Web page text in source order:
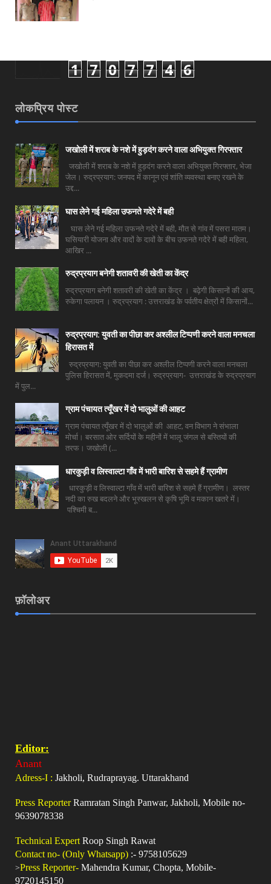
1 7 0 7 7 4 6
लोकप्रिय पोस्ट
जखोली में शराब के नशे में हुड़दंग करने वाला अभियुक्त गिरफ्तार
जखोली में शराब के नशे में हुड़दंग करने वाला अभियुक्त गिरफ्तार, भेजा
जेल। रुद्रप्रयाग: जनपद में कानून एवं शांति व्यवस्था बनाए रखने के
उद्द...
घास लेने गई महिला उफनते गदेरे में बही
घास लेने गई महिला उफनते गदेरे में बही, मौत से गांव में पसरा मातम।
घसियारी योजना और वादों के दावों के बीच उफनते गदेरे में बही महिला,
आखिर ...
रुद्रप्रयाग बनेगी शतावरी की खेती का केंद्र
रुद्रप्रयाग बनेगी शतावरी की खेती का केंद्र । बढ़ेगी किसानों की आय,
रुकेगा पलायन । रुद्रप्रयाग : उत्तराखंड के पर्वतीय क्षेत्रों में किसानों...
रुद्रप्रयाग: युवती का पीछा कर अश्लील टिप्पणी करने वाला मनचला
हिरासत में
रुद्रप्रयाग: युवती का पीछा कर अश्लील टिप्पणी करने वाला मनचला
पुलिस हिरासत में, मुकदमा दर्ज। रुद्रप्रयाग- उत्तराखंड के रुद्रप्रयाग
में पुल...
ग्राम पंचायत त्यूँखर में दो भालुओं की आहट
ग्राम पंचायत त्यूँखर में दो भालुओं की आहट, वन विभाग ने संभाला
मोर्चा। बरसात ओर सर्दियों के महीनों में भालू जंगल से बस्तियों की
तरफ। जखोली (...
धारकुड़ी व लिस्वाल्टा गाँव में भारी बारिश से सहमे हैं ग्रामीण
धारकुड़ी व लिस्वाल्टा गाँव में भारी बारिश से सहमे हैं ग्रामीण। लस्तर
नदी का रुख बदलने और भूस्खलन से कृषि भूमि व मकान खतरे में।
पश्चिमी ब...
फ़ॉलोअर
Editor:
Anant
Adress-I : Jakholi, Rudraprayag. Uttarakhand
Press ReporterRamratan Singh Panwar, Jakholi, Mobile no-
9639078338
Technical Expert Roop Singh Rawat
Contact no- (Only Whatsapp) :- 9758105629
>Press Reporter- Mahendra Kumar, Chopta, Mobile-
9720145150